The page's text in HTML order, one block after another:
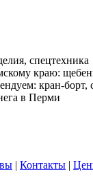
спецтехника
краю:
кран-
в Перми
| Контакты |